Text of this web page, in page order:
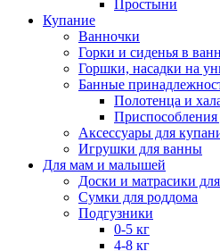
Простыни
Купание
Ванночки
Горки и сиденья в
Горшки, насадки на
Банные
Полотенца и
Приспособления
Аксессуары для
Игрушки для ванны
Для мам и малышей
Доски и матрасики
Сумки для роддома
Подгузники
0-5 кг
4-8 кг